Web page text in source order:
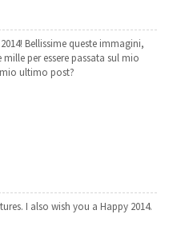
Bellissime queste immagini,
per essere passata sul mio
ultimo post?
I also wish you a Happy 2014.